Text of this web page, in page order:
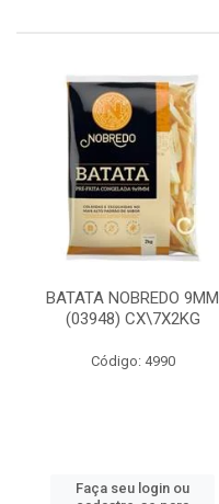
BATATA NOBREDO 9MM
(03948) CX\7X2KG
Código: 4990
Faça seu login ou